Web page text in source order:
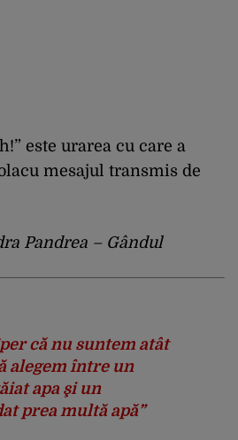
este urarea cu care a
mesajul transmis de
Pandrea – Gândul
că nu suntem atât
alegem între un
apa şi un
prea multă apă”